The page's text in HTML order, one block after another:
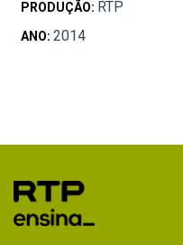
PRODUÇÃO: RTP
ANO: 2014